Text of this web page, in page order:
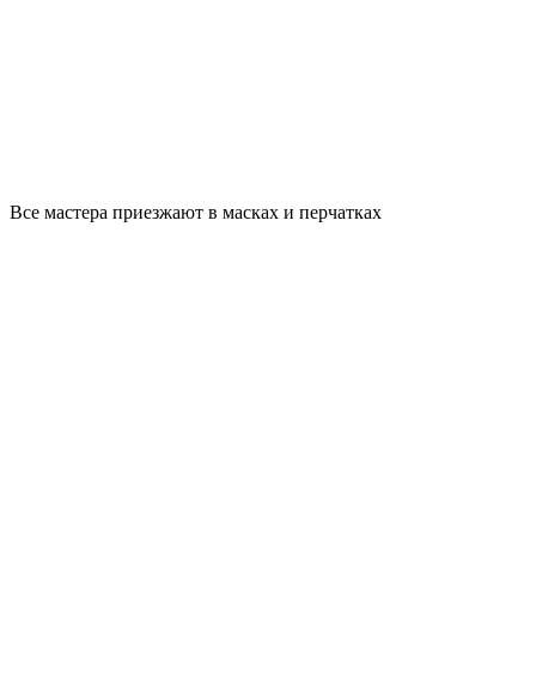
Все мастера приезжают в масках и перчатках